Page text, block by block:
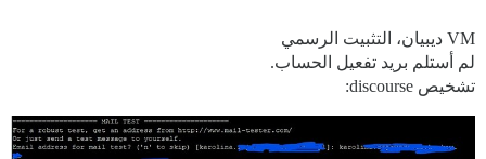
VM ديبيان، التثبيت الرسمي
لم أستلم بريد تفعيل الحساب.
تشخيص discourse: